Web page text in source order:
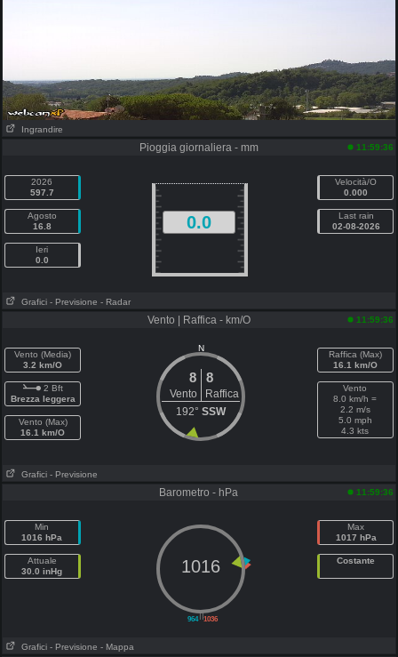
Ingrandire
Pioggia giornaliera - mm 11:59:36
2026
597.7
Agosto
16.8
Ieri
0.0
0.0
Velocità/O
0.000
Last rain
02-08-2026
Grafici - Previsione - Radar
Vento | Raffica - km/O 11:59:36
Vento (Media)
3.2 km/O
2 Bft
Brezza leggera
Vento (Max)
16.1 km/O
N
8 8
Vento
Raffica
192° SSW
Raffica (Max)
16.1 km/O
Vento
8.0 km/h =
2.2 m/s
5.0 mph
4.3 kts
Grafici - Previsione
Barometro - hPa 11:59:36
Min
1016 hPa
Attuale
30.0 inHg
||
964 1036
1016
Max
1017 hPa
Costante
Grafici - Previsione - Mappa